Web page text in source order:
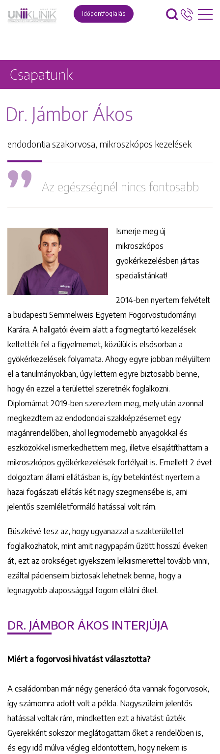
Időpontfoglalás
Csapatunk
Dr. Jámbor Ákos
endodontia szakorvosa, mikroszkópos kezelések
Az egészségnél nincs fontosabb
Ismerje meg új
mikroszkópos
gyökérkezelésben jártas
specialistánkat!
2014-ben nyertem felvételt
a budapesti Semmelweis Egyetem Fogorvostudományi
Karára. A hallgatói éveim alatt a fogmegtartó kezelések
keltették fel a figyelmemet, közülük is elsősorban a
gyökérkezelések folyamata. Ahogy egyre jobban mélyültem
el a tanulmányokban, úgy lettem egyre biztosabb benne,
hogy én ezzel a területtel szeretnék foglalkozni.
Diplomámat 2019-ben szereztem meg, mely után azonnal
megkezdtem az endodonciai szakképzésemet egy
magánrendelőben, ahol legmodernebb anyagokkal és
eszközökkel ismerkedhettem meg, illetve elsajátíthattam a
mikroszkópos gyökérkezelések fortélyait is. Emellett 2 évet
dolgoztam állami ellátásban is, így betekintést nyertem a
hazai fogászati ellátás két nagy szegmensébe is, ami
jelentős szemléletformáló hatással volt rám.
Büszkévé tesz az, hogy ugyanazzal a szakterülettel
foglalkozhatok, mint amit nagypapám űzött hosszú éveken
át, ezt az örökséget igyekszem lelkiismerettel tovább vinni,
ezáltal pácienseim biztosak lehetnek benne, hogy a
legnagyobb alapossággal fogom ellátni őket.
DR. JÁMBOR ÁKOS INTERJÚJA
Miért a fogorvosi hivatást választotta?
A családomban már négy generáció óta vannak fogorvosok,
így számomra adott volt a példa. Nagyszüleim jelentős
hatással voltak rám, mindketten ezt a hivatást űzték.
Gyerekként sokszor meglátogattam őket a rendelőben is,
és egy idő múlva végleg eldöntöttem, hogy nekem is